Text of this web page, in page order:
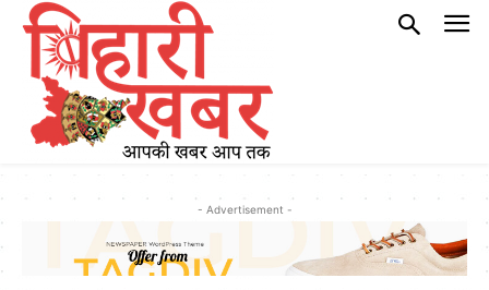
- Advertisement -